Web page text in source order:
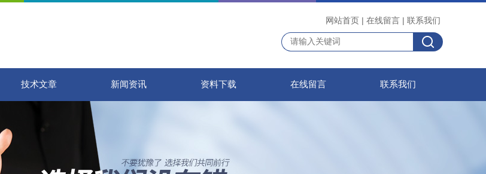
网站首页 | 在线留言 | 联系我们
技术文章 新闻资讯 资料下载 在线留言 联系我们